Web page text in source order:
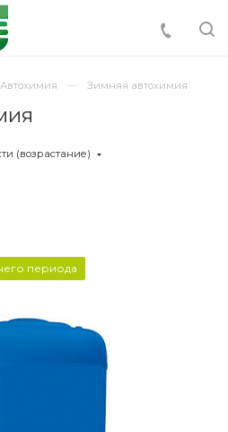
Автохимия Зимняя автохимия
(возрастание)
периода